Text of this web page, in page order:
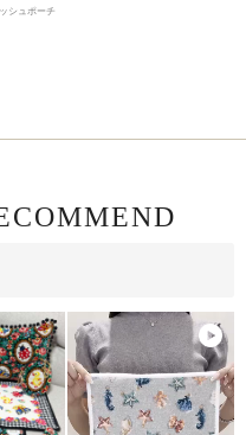
シュポーチ